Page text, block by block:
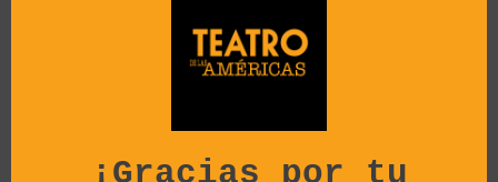
¡Gracias por tu